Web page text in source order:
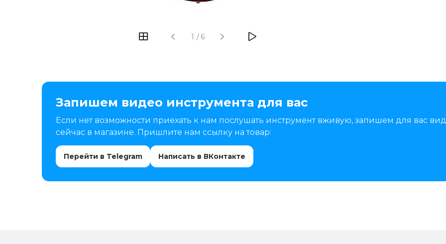
1 / 6
Запишем видео инструмента для вас
Если нет возможности приехать к нам послушать инструмент вживую, запишем для вас
сейчас в магазине. Пришлите нам ссылку на товар:
Перейти в Telegram Написать в ВКонтакте